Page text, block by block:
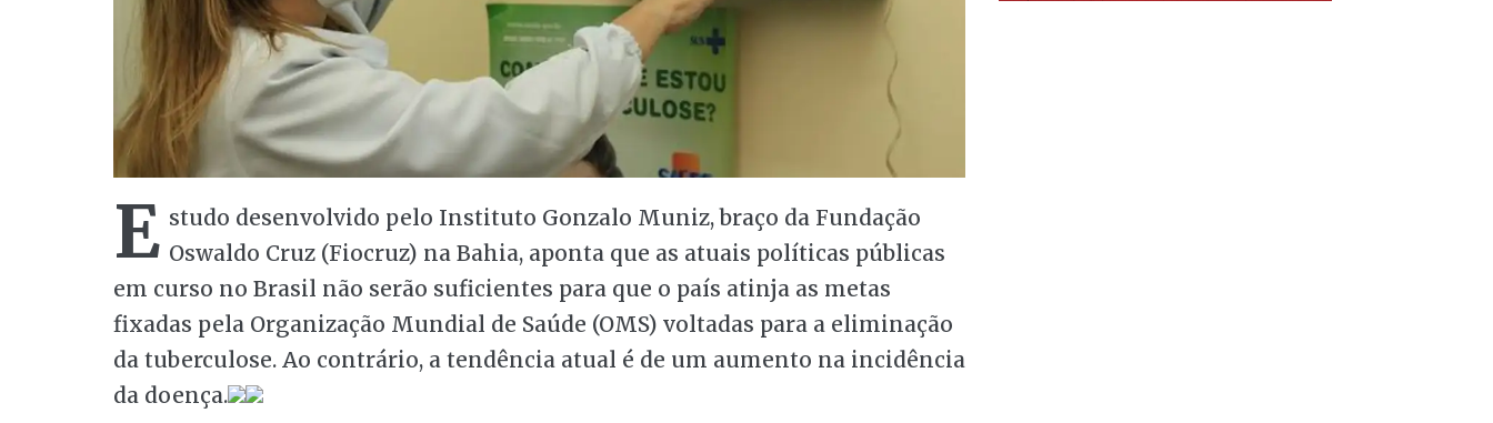
E studo desenvolvido pelo Instituto Gonzalo Muniz, braço da Fundação
Oswaldo Cruz (Fiocruz) na Bahia, aponta que as atuais políticas públicas
em curso no Brasil não serão suficientes para que o país atinja as metas
fixadas pela Organização Mundial de Saúde (OMS) voltadas para a eliminação
da tuberculose. Ao contrário, a tendência atual é de um aumento na incidência
da doença.